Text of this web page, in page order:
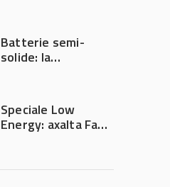
Batterie semi-
solide: la
accelerare la
rivoluzione
dell’auto elettrica
Speciale Low
Energy: axalta Fast
riduce consumi